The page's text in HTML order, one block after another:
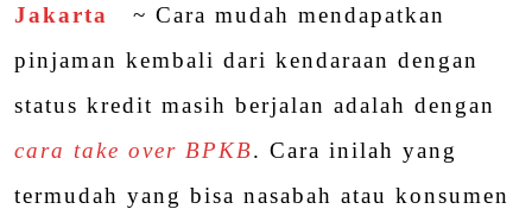
Jakarta
~ Cara mudah mendapatkan
pinjaman kembali dari kendaraan dengan
status kredit masih berjalan adalah dengan
cara take over BPKB. Cara inilah yang
termudah yang bisa nasabah atau konsumen